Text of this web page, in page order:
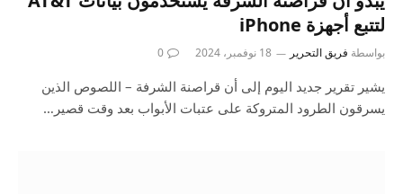
لتتبع أجهزة iPhone
بواسطة فريق التحرير 18 نوفمبر، 2024 0
يشير تقرير جديد اليوم إلى أن قراصنة الشرفة – اللصوص الذين
يسرقون الطرود المتروكة على عتبات الأبواب بعد وقت قصير…